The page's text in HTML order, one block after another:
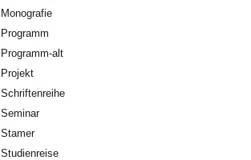
Monografie
Programm
Programm-alt
Projekt
Schriftenreihe
Seminar
Stamer
Studienreise